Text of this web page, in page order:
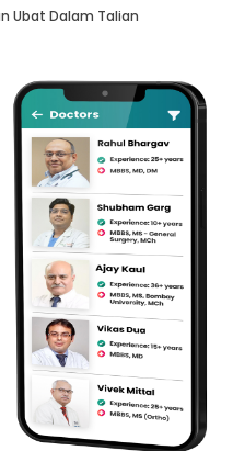
Ubat Dalam Talian